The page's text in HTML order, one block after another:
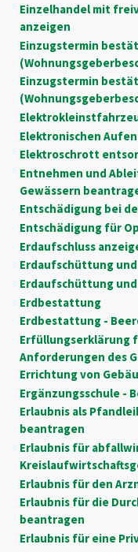
Einzelhandel mit
anzeigen
Einzugstermin
Einzugstermin
Elektronischen
Elektroschrott
Entnehmen und
Gewässern
Entschädigung bei
Entschädigung für
Erdaufschluss
Erdaufschüttung
Erdaufschüttung
Erdbestattung
Erdbestattung -
Erfüllungserklärung
Anforderungen des
Errichtung von
Ergänzungsschule -
Erlaubnis als
beantragen
Erlaubnis für
Erlaubnis für den
Erlaubnis für die
beantragen
Erlaubnis für eine